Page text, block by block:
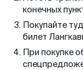
конечных
Покупайте
билет
При покупке